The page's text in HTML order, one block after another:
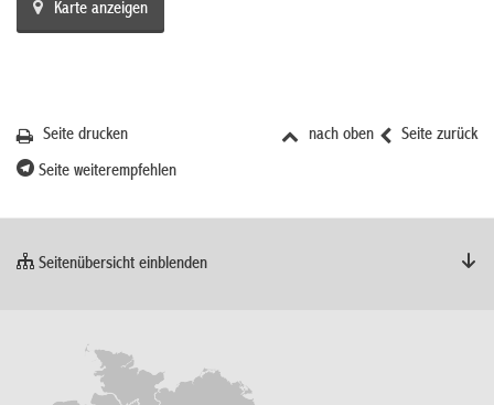
Karte anzeigen
Seite zurück
nach oben
Seite drucken
Seite weiterempfehlen
Seitenübersicht einblenden